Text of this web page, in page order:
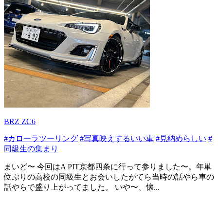
BRZ ZC6
#カローラツーリング #写真映えするいい車 #見納めらしい #
同級生の集まり
まいど〜 今回はA PIT京都四条に行って参りました〜。年単
位ぶりの高校の同級生とお会いしたがてら当時の話やら車の
話やらで盛り上がってました。 いや〜、懐...